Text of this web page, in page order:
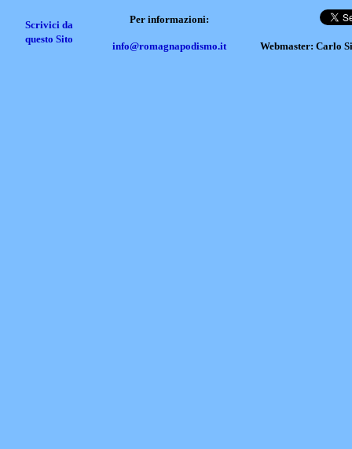
Scrivici da
questo Sito
Per informazioni:
info@romagnapodismo.it Webmaster: Carlo